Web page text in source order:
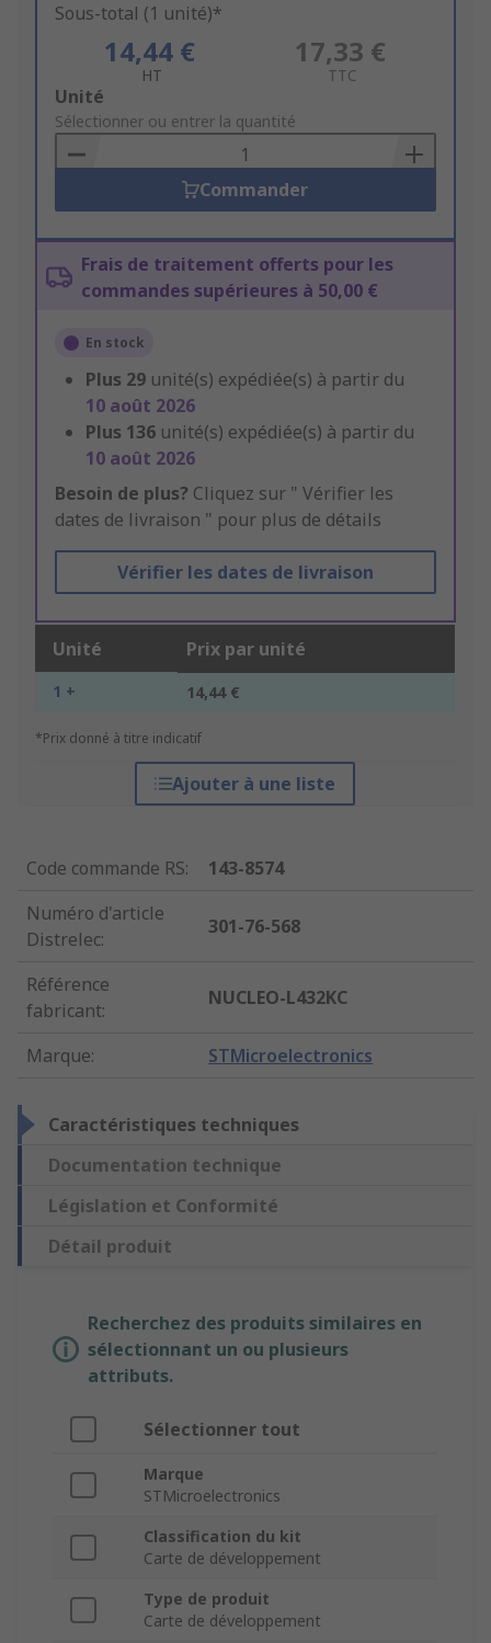
Sous-total (1 unité)*
14,44 €
HT
17,33 €
TTC
Add
to
Basket
Unité
Sélectionner ou entrer la quantité
Commander
Frais de traitement offerts pour les
commandes supérieures à 50,00 €
En stock
Plus 29 unité(s) expédiée(s) à partir du
10 août 2026
Plus 136 unité(s) expédiée(s) à partir du
10 août 2026
Besoin de plus? Cliquez sur " Vérifier les
dates de livraison " pour plus de détails
Vérifier les dates de livraison
Unité Prix par unité
1 + 14,44 €
*Prix donné à titre indicatif
Ajouter à une liste
Code commande RS:
143-8574
Numéro d'article
Distrelec:
301-76-568
Référence
fabricant:
NUCLEO-L432KC
Marque: STMicroelectronics
Caractéristiques techniques
Documentation technique
Législation et Conformité
Détail produit
Recherchez des produits similaires en
sélectionnant un ou plusieurs
attributs.
Sélectionner tout
Marque
STMicroelectronics
Classification du kit
Carte de développement
Type de produit
Carte de développement